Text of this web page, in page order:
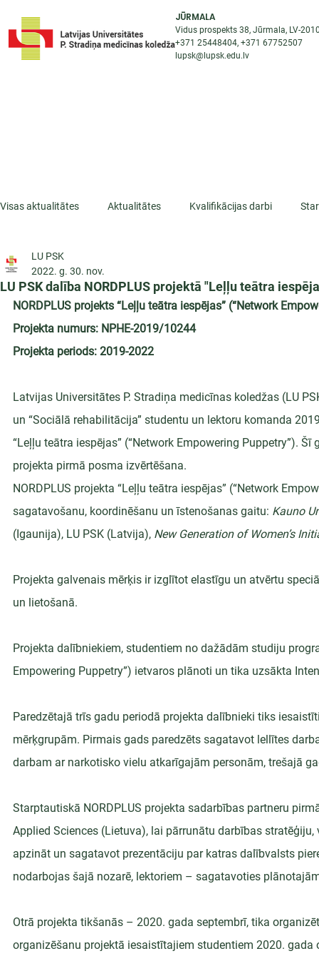
JŪRMALA
Vidus prospekts 38, Jūrmala, LV-
+371 25448404, +371 67752507
lupsk@lupsk.edu.lv
Visas aktualitātes Aktualitātes Kvalifikācijas darbi
ESF projekti
LU PSK dalība NORDPLUS projektā "Leļļu teātra
LU PSK
2022. g. 30. nov.
NORDPLUS projekts “Leļļu teātra iespējas” (“Network
Projekta numurs: NPHE-2019/10244
Projekta periods: 2019-2022
Latvijas Universitātes P. Stradiņa medicīnas koledžas (LU
un “Sociālā rehabilitācija” studentu un lektoru komanda
“Leļļu teātra iespējas” (“Network Empowering Puppetry”).
projekta pirmā posma izvērtēšana.
NORDPLUS projekta “Leļļu teātra iespējas” (“Network
sagatavošanu, koordinēšanu un īstenošanas gaitu: Kauno
(Igaunija), LU PSK (Latvija), New Generation of Women’s
Projekta galvenais mērķis ir izglītot elastīgu un atvērtu
un lietošanā.
Projekta dalībniekiem, studentiem no dažādām studiju
Empowering Puppetry”) ietvaros plānoti un tika uzsākta
Paredzētajā trīs gadu periodā projekta dalībnieki tiks
mērķgrupām. Pirmais gads paredzēts sagatavot lellītes
darbam ar narkotisko vielu atkarīgajām personām, trešajā
Starptautiskā NORDPLUS projekta sadarbības partneru
Applied Sciences (Lietuva), lai pārrunātu darbības
apzināt un sagatavot prezentāciju par katras dalībvalsts
nodarbojas šajā nozarē, lektoriem – sagatavoties
Otrā projekta tikšanās – 2020. gada septembrī, tika
organizēšanu projektā iesaistītajiem studentiem 2020. gada